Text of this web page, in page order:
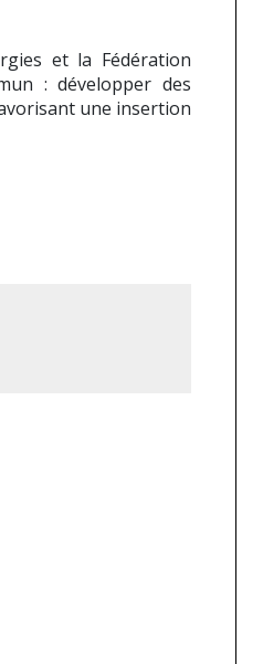
et la Fédération
: développer des
une insertion